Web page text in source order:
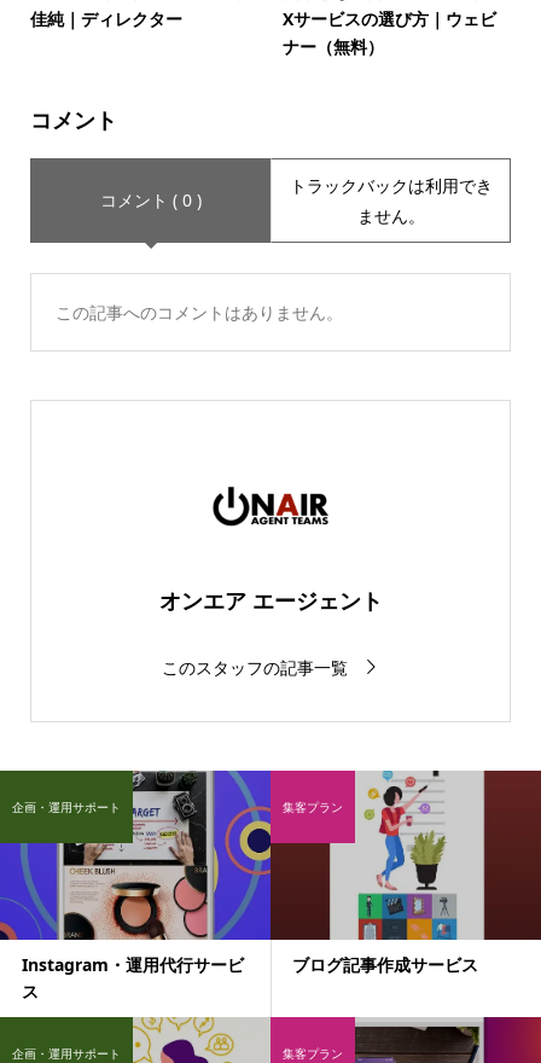
佳純｜ディレクター
Xサービスの選び方｜ウェビ
ナー（無料）
コメント
コメント ( 0 )
トラックバックは利用でき
ません。
この記事へのコメントはありません。
オンエア エージェント
このスタッフの記事一覧
Instagram・運用代行サービ
ス
企画・運用サポート
ブログ記事作成サービス
集客プラン
企画・運用サポート 集客プラン